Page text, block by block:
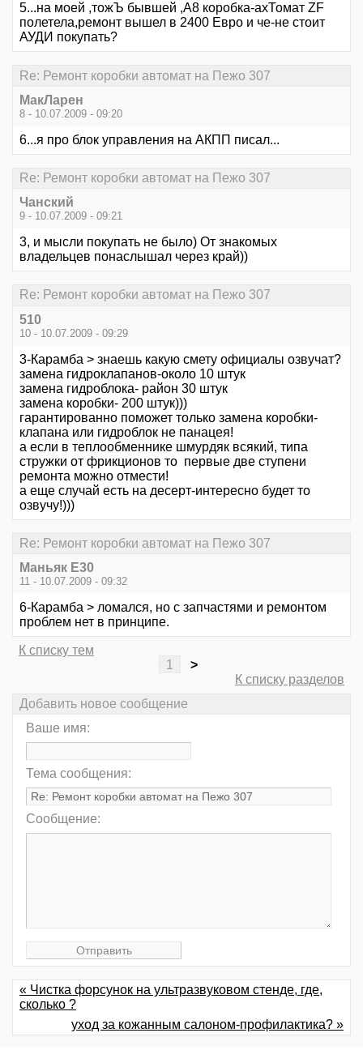
5...на моей ,тожЪ бывшей ,А8 коробка-ахТомат ZF
полетела,ремонт вышел в 2400 Евро и че-не стоит
АУДИ покупать?
Re: Ремонт коробки автомат на Пежо 307
МакЛарен
8 - 10.07.2009 - 09:20
6...я про блок управления на АКПП писал...
Re: Ремонт коробки автомат на Пежо 307
Чанский
9 - 10.07.2009 - 09:21
3, и мысли покупать не было) От знакомых
владельцев понаслышал через край))
Re: Ремонт коробки автомат на Пежо 307
510
10 - 10.07.2009 - 09:29
3-Карамба > знаешь какую смету официалы озвучат?
замена гидроклапанов-около 10 штук
замена гидроблока- район 30 штук
замена коробки- 200 штук)))
гарантированно поможет только замена коробки-
клапана или гидроблок не панацея!
а если в теплообменнике шмурдяк всякий, типа
стружки от фрикционов то первые две ступени
ремонта можно отмести!
а еще случай есть на десерт-интересно будет то
озвучу!)))
Re: Ремонт коробки автомат на Пежо 307
Маньяк E30
11 - 10.07.2009 - 09:32
6-Карамба > ломался, но с запчастями и ремонтом
проблем нет в принципе.
К списку тем
1
>
К списку разделов
Добавить новое сообщение
Ваше имя:
Тема сообщения:
Сообщение:
« Чистка форсунок на ультразвуковом стенде, где,
сколько ?
уход за кожанным салоном-профилактика? »